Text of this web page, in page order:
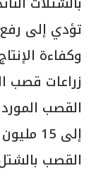
تؤدي إلى رفع
وكفاءة
زراعات قصب
إلى
القصب